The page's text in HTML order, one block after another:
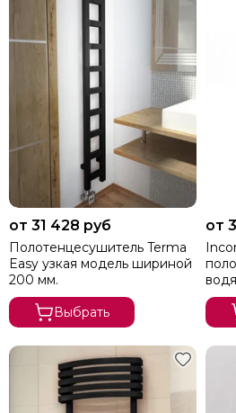
Широкие
Маленькие
Большие
Горизонтальные
Угловые
Вертикальные
50х50
60х40
60х60
Медные
Напольные
Современные
Элитные
Премиум класса
Стильные
Необычной формы
Изготовление на заказ по
Финские
от 31 428 руб
Полотенцесушитель Terma
Easy узкая модель шириной
200 мм.
Выбрать
от